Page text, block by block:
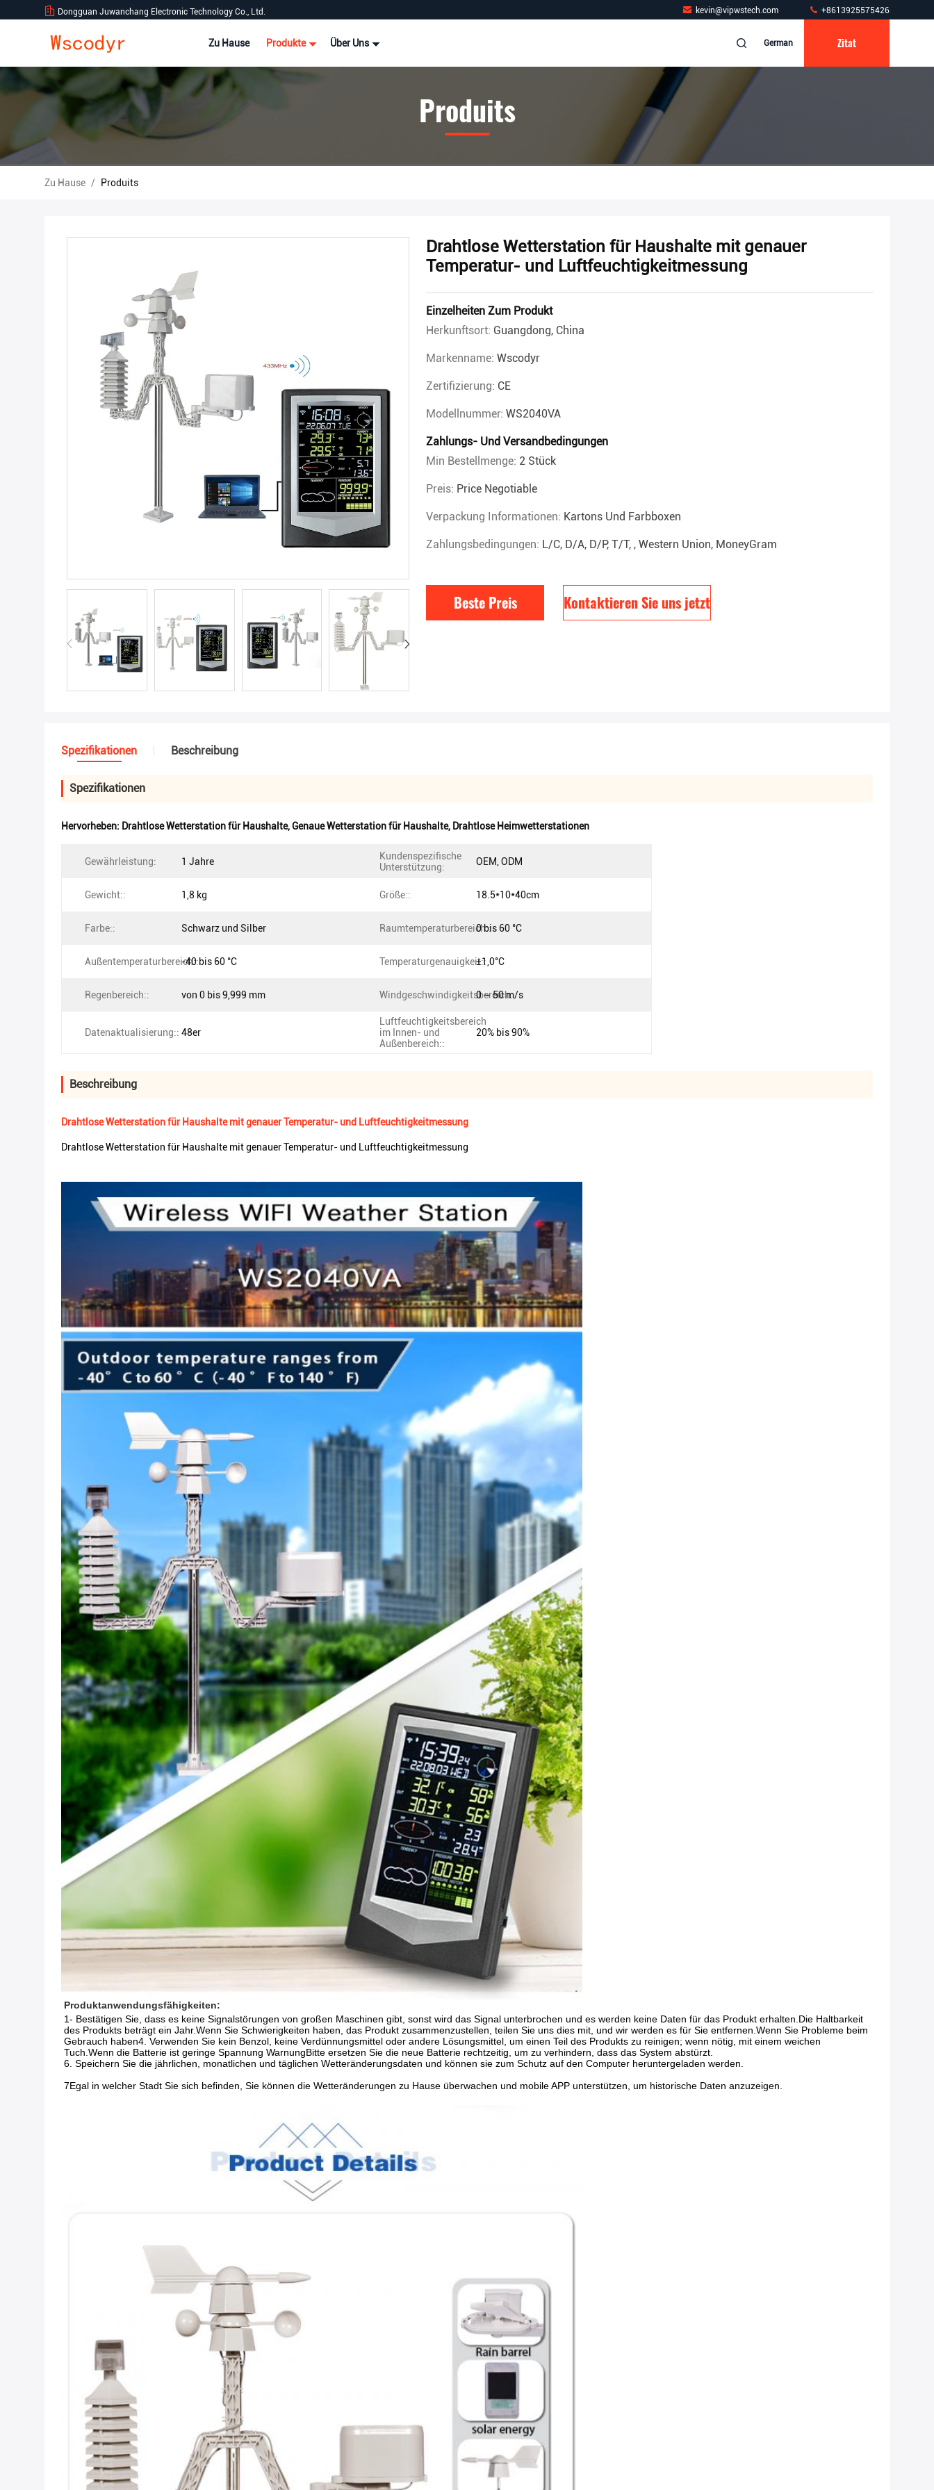
Dongguan Juwanchang Electronic Technology Co., Ltd. kevin@vipwstech.com +8613925575426
Zu Hause Produkte Über Uns German Zitat
Produits
Zu Hause / Produits
Drahtlose Wetterstation für Haushalte mit genauer
Temperatur- und Luftfeuchtigkeitmessung
Einzelheiten Zum Produkt
Herkunftsort: Guangdong, China
Markenname: Wscodyr
Zertifizierung: CE
Modellnummer: WS2040VA
Zahlungs- Und Versandbedingungen
Min Bestellmenge: 2 Stück
Preis: Price Negotiable
Verpackung Informationen: Kartons Und Farbboxen
Zahlungsbedingungen: L/C, D/A, D/P, T/T, , Western Union, MoneyGram
Beste Preis Kontaktieren Sie uns jetzt
Spezifikationen Beschreibung
Spezifikationen
Hervorheben: Drahtlose Wetterstation für Haushalte,Genaue Wetterstation für Haushalte, Drahtlose Heimwetterstationen
Gewährleistung: 1 Jahre
Kundenspezifische
Unterstützung:
OEM, ODM
Gewicht:: 1,8 kg Größe:: 18.5*10*40cm
Farbe:: Schwarz und Silber Raumtemperaturbereich::0 bis 60 °C
Außentemperaturbereich::-40 bis 60 °C Temperaturgenauigkeit::±1,0°C
Regenbereich:: von 0 bis 9,999 mm Windgeschwindigkeitsbereich:
0 ~ 50 m/s
Datenaktualisierung:: 48er
Luftfeuchtigkeitsbereich
im Innen- und
Außenbereich::
20% bis 90%
Beschreibung
Drahtlose Wetterstation für Haushalte mit genauer Temperatur- und Luftfeuchtigkeitmessung
Drahtlose Wetterstation für Haushalte mit genauer Temperatur- und Luftfeuchtigkeitmessung
Produktanwendungsfähigkeiten:
1- Bestätigen Sie, dass es keine Signalstörungen von großen Maschinen gibt, sonst wird das Signal unterbrochen und es werden keine Daten für das Produkt erhalten.Die Haltbarkeit
des Produkts beträgt ein Jahr.Wenn Sie Schwierigkeiten haben, das Produkt zusammenzustellen, teilen Sie uns dies mit, und wir werden es für Sie entfernen.Wenn Sie Probleme beim
Gebrauch haben4. Verwenden Sie kein Benzol, keine Verdünnungsmittel oder andere Lösungsmittel, um einen Teil des Produkts zu reinigen; wenn nötig, mit einem weichen
Tuch.Wenn die Batterie ist geringe Spannung WarnungBitte ersetzen Sie die neue Batterie rechtzeitig, um zu verhindern, dass das System abstürzt.
6. Speichern Sie die jährlichen, monatlichen und täglichen Wetteränderungsdaten und können sie zum Schutz auf den Computer heruntergeladen werden.
7Egal in welcher Stadt Sie sich befinden, Sie können die Wetteränderungen zu Hause überwachen und mobile APP unterstützen, um historische Daten anzuzeigen.